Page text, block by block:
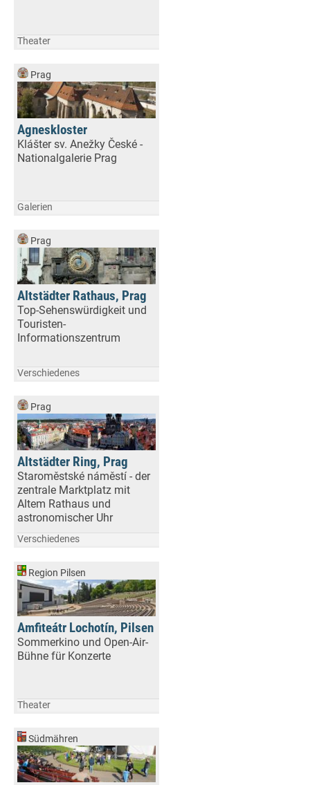
Theater
Prag
Agneskloster
Klášter sv. Anežky České -
Nationalgalerie Prag
Galerien
Prag
Altstädter Rathaus, Prag
Top-Sehenswürdigkeit und
Touristen-
Informationszentrum
Verschiedenes
Prag
Altstädter Ring, Prag
Staroměstské náměstí - der
zentrale Marktplatz mit
Altem Rathaus und
astronomischer Uhr
Verschiedenes
Region Pilsen
Amfiteátr Lochotín, Pilsen
Sommerkino und Open-Air-
Bühne für Konzerte
Theater
Südmähren